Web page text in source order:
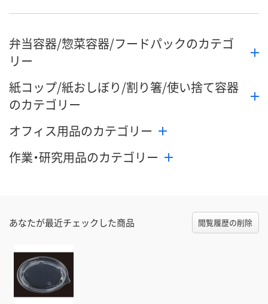
カゴへ カゴへ カ
弁当容器/惣菜容器/フードパックのカテゴ
リー
紙コップ/紙おしぼり/割り箸/使い捨て容器
のカテゴリー
オフィス用品のカテゴリー
作業・研究用品のカテゴリー
あなたが最近チェックした商品 閲覧履歴の削除